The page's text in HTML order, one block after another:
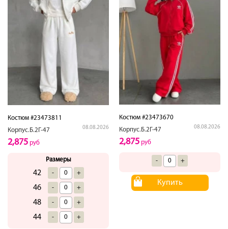
Костюм #23473811
Корпус.Б.2Г-47
08.08.2026
2,875 руб
Размеры
42 - +
46 - +
48 - +
44 - +
Костюм #23473670
Корпус.Б.2Г-47
08.08.2026
2,875 руб
- +
Купить